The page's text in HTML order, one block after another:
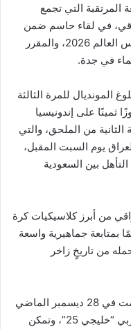
المرتقبة التي تجمع
في لقاء حاسم ضمن
الملحق الآسيوي المؤهل إلى نهائيات كأس العالم 2026، والمقرر
في جدة.
للمرة الثالثة
ثمينًا على إندونيسيا
الثانية من الملحق، والتي
يوم السبت المقبل،
بين السعودية
من أبرز كلاسيكيات كرة
بمتابعة جماهيرية واسعة
من تاريخٍ زاخر
وكانت آخر مواجهة بين المنتخبين قد أقيمت في 28 ديسمبر الماضي
ضمن دور المجموعات لكأس الخليج العربي “خليجي 25”، وتمكن